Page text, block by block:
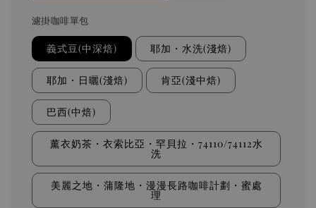
濾掛咖啡單包
義式豆(中深焙) 耶加・水洗(淺焙)
耶加・日曬(淺焙) 肯亞(淺中焙)
巴西(中焙)
薰衣奶茶・衣索比亞・罕貝拉・74110/74112水
洗
美麗之地・蒲隆地・漫漫長路咖啡計劃・蜜處
理